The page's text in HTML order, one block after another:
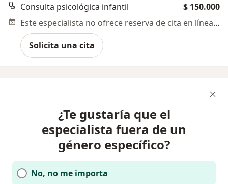
Consulta psicológica infantil
$ 150.000
Este especialista no ofrece reserva de cita en línea en esta dirección.
Solicita una cita
¿Te gustaría que el
especialista fuera de un
género específico?
No, no me importa